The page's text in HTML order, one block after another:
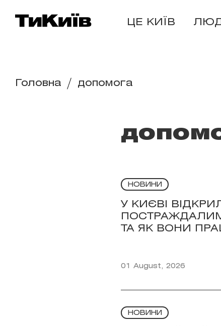
ЦЕ КИЇВ
Головна допомога
НОВИНИ
У КИЄВІ
ПОСТРАЖДАЛИМ
ТА ЯК ВОНИ
01 August, 2026
НОВИНИ